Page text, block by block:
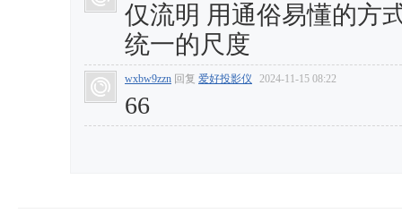
仅流明 用通俗易懂的方
统一的尺度
wxbw9zzn 回复 爱好投影仪 2024-11-15 08:22
66